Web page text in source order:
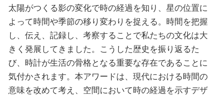
太陽がつくる影の変化で時の経過を知り、星の位置に
よって時間や季節の移り変わりを捉える。時間を把握
し、伝え、記録し、考察することで私たちの文化は大
きく発展してきました。こうした歴史を振り返るた
び、時計が生活の骨格となる重要な存在であることに
気付かされます。本アワードは、現代における時間の
意味を改めて考え、空間において時の経過を示すデザ